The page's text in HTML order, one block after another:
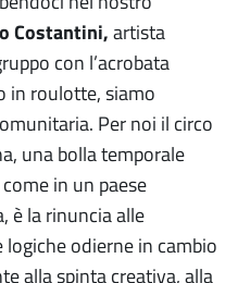
Costantini,artista
con l’acrobata
in roulotte, siamo
Per noi il circo
una bolla temporale
in un paese
è la rinuncia alle
odierne in cambio
alla spinta creativa, alla